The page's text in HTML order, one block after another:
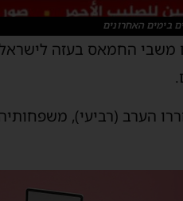
בימים האחרונים
ה-6 10 חטופים ישראלים משבי החמאס
הערב (רביעי),